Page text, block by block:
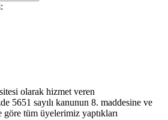
olarak hizmet veren
5651 sayılı kanunun 8. maddesine ve
tüm üyelerimiz yaptıkları